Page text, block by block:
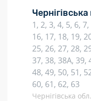
Чернігівська
1, 2, 3, 4, 5, 6,
16, 17, 18, 19,
25, 26, 27, 28,
37, 38, 38А, 39,
48, 49, 50, 51,
60, 61, 62, 63
Чернігівська